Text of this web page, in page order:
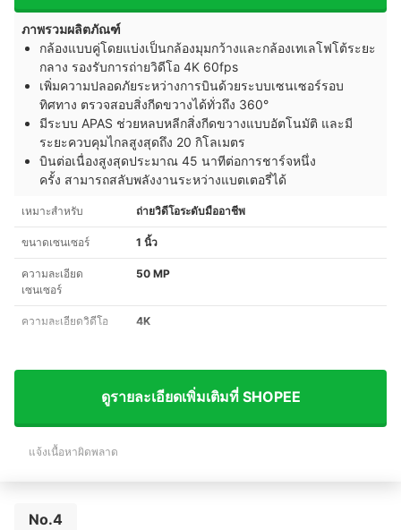
ภาพรวมผลิตภัณฑ์
กล้องแบบคู่โดยแบ่งเป็นกล้องมุมกว้างและกล้องเทเลโฟโต้ระยะ
กลาง รองรับการถ่ายวิดีโอ 4K 60fps
เพิ่มความปลอดภัยระหว่างการบินด้วยระบบเซนเซอร์รอบ
ทิศทาง ตรวจสอบสิ่งกีดขวางได้ทั่วถึง 360°
มีระบบ APAS ช่วยหลบหลีกสิ่งกีดขวางแบบอัตโนมัติ และมี
ระยะควบคุมไกลสูงสุดถึง 20 กิโลเมตร
บินต่อเนื่องสูงสุดประมาณ 45 นาทีต่อการชาร์จหนึ่ง
ครั้ง สามารถสลับพลังงานระหว่างแบตเตอรี่ได้
เหมาะสำหรับ ถ่ายวิดีโอระดับมืออาชีพ
ขนาดเซนเซอร์ 1 นิ้ว
ความละเอียด
เซนเซอร์
50 MP
ความละเอียดวิดีโอ 4K
ดูรายละเอียดเพิ่มเติมที่ SHOPEE
แจ้งเนื้อหาผิดพลาด
No.4